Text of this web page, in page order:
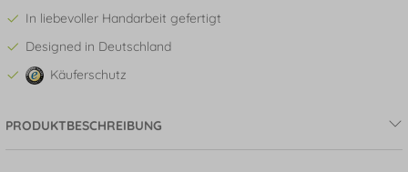
In liebevoller Handarbeit gefertigt
Designed in Deutschland
Käuferschutz
PRODUKTBESCHREIBUNG